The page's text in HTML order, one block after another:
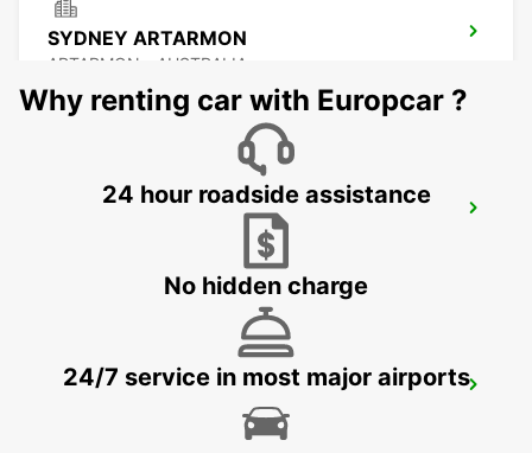
SYDNEY ARTARMON
ARTARMON - AUSTRALIA
SYDNEY AIRPORT
Why renting car with Europcar ?
24 hour roadside assistance
No hidden charge
24/7 service in most major airports